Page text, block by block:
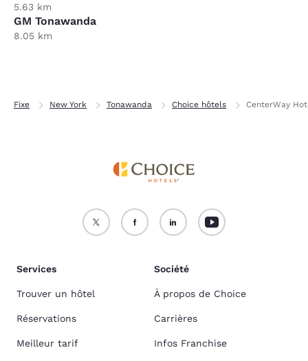
5.63 km
GM Tonawanda
8.05 km
Fixe New York Tonawanda Choice hôtels CenterWay
Services
Trouver un hôtel
Réservations
Meilleur tarif
Société
À propos de Choice
Carrières
Infos Franchise